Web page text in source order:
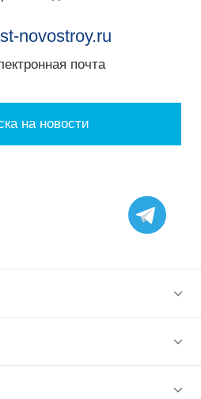
novostroy.ru
почта
на новости